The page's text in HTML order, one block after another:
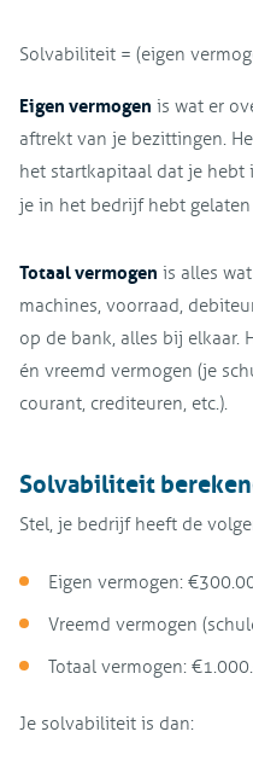
Solvabiliteit = (eigen
Eigen vermogen is wat er
aftrekt van je bezittingen.
het startkapitaal dat je hebt
je in het bedrijf hebt
Totaal vermogen is alles
machines, voorraad,
op de bank, alles bij elkaar.
én vreemd vermogen (je
courant, crediteuren, etc.).
Solvabiliteit
Stel, je bedrijf heeft de
Eigen vermogen:
Vreemd vermogen
Totaal vermogen:
Je solvabiliteit is dan: